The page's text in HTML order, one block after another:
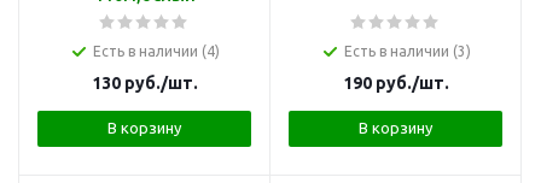
Есть в наличии (4)
130руб./шт.
В корзину
Есть в наличии (3)
190руб./шт.
В корзину